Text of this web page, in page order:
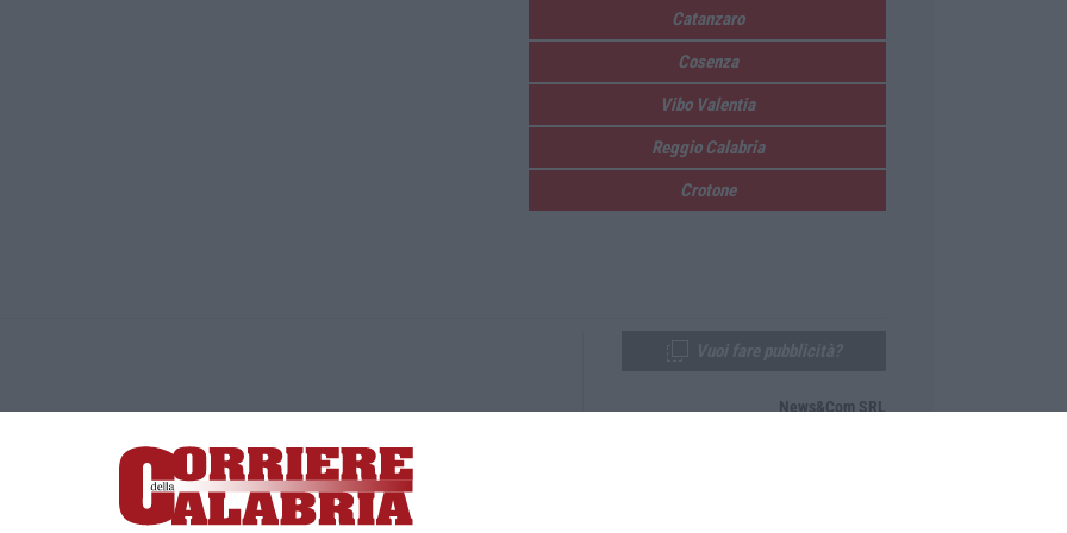
Catanzaro
Cosenza
Vibo Valentia
Reggio Calabria
Crotone
Lamezia Terme (CZ)
responsabile Paola Militano |Privacy
News&Com SRL